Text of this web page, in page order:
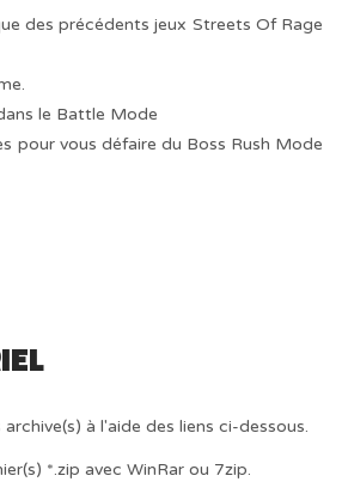
des précédents jeux Streets Of Rage
le Battle Mode
pour vous défaire du Boss Rush Mode
à l'aide des liens ci-dessous.
*.zip avec WinRar ou 7zip.